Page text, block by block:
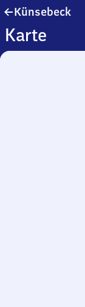
Künsebeck
Karte